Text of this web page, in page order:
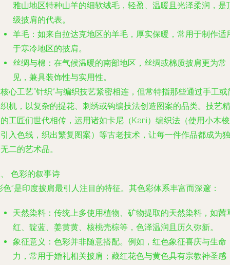
雅山地区特种山羊的细软绒毛，轻盈、温暖且光泽柔润，是
级披肩的代表。
羊毛 ：如来自拉达克地区的羊毛，厚实保暖，常用于制作适
于寒冷地区的披肩。
丝绸与棉 ：在气候温暖的南部地区，丝绸或棉质披肩更为常
见，兼具装饰性与实用性。
心工艺“针织”与编织技艺紧密相连，但常特指那些通过手工或
机，以复杂的提花、刺绣或钩编技法创造图案的品类。技艺精
工匠们世代相传，运用诸如卡尼（Kani）编织法（使用小木
入色线，织出繁复图案）等古老技术，让每一件作品都成为独
二的艺术品。
色彩的叙事诗
色”是印度披肩最引人注目的特征。其色彩体系丰富而深邃：
天然染料 ：传统上多使用植物、矿物提取的天然染料，如茜
红、靛蓝、姜黄黄、核桃壳棕等，色泽温润且历久弥新。
象征意义 ：色彩并非随意搭配。例如，红色象征喜庆与生命
力，常用于婚礼相关披肩；藏红花色与黄色具有宗教神圣感